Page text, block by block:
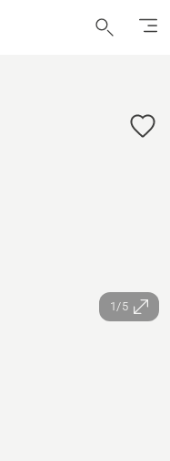
1/5